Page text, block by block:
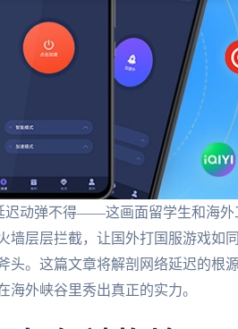
迟动弹不得——这画面留学生和海外
墙层层拦截，让国外打国服游戏如
头。这篇文章将解剖网络延迟的根
外峡谷里秀出真正的实力。